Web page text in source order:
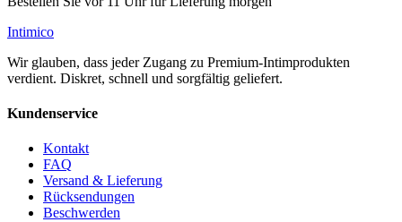
Intimico
Wir glauben, dass jeder Zugang zu Premium-Intimprodukten
verdient. Diskret, schnell und sorgfältig geliefert.
Kundenservice
Kontakt
FAQ
Versand & Lieferung
Rücksendungen
Beschwerden